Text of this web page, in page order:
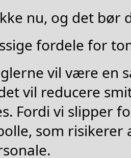
nu, og det bør
fordele for
vil være en
vil reducere
Fordi vi slipper
som risikerer